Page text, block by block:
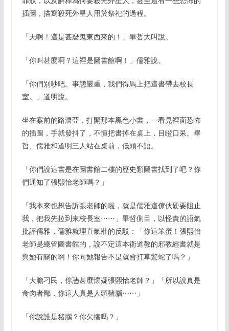
插圖，描寫殺死外星人用於祭祀的過程。
「天啊！這是甚麼鬼東西來的！」畢哲大叫說。
「你叫甚麼啊？這裡是圖書館啊！」儒雅說。
「你們別吵吧。事態嚴重，我們得馬上把這書帶去校長
室。」道明說。
坐在案前的路濟亞，打開那本黑色小書，一看見裡面恐怖
的插圖，手就發抖了，不慎把書掉在桌上，目瞪口呆。畢
哲、儒雅和道明三人站在桌前，低頭不語。
「你們說這書是在圖書館二樓的歷史類圖書找到了吧？你
們通知了張熙怡老師嗎？」
「我本來也想告訴張老師的啦，就是儒雅這傢伙硬要阻止
我，把我先拉到來校長室⋯⋯」畢哲側目，以怪責的語氣
批評儒雅，儒雅就理直氣壯的反駁：「你這笨蛋！張熙怡
老師是總管圖書館的，說不定這本衛道教的邪教經書就是
與她有關的啊！你向她報告不是就會打草驚蛇了嗎？」
「大膽刁民，你憑甚麼懷疑張熙怡老師？」「所以說真是
食肉者鄙，你這人真是人頭豬腦⋯⋯」
「你說誰是豬腦？你欠揍嗎？」